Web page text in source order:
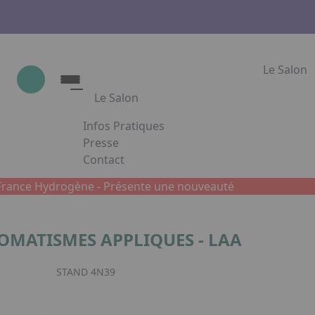
Le Salon
Le Salon
Le Salon
Show Industrie
Partenaires
Show Industrie en images
Infos Pratiques
Presse
Contact
Appuyez sur Entrée pour ouvrir le lien.
Hydrogène - Présente une nouveauté
APPLIQUES - LAA
STAND 4N39